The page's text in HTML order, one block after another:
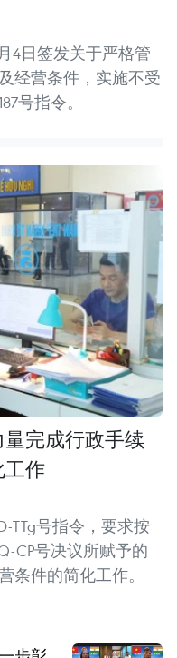
4日签发关于严格管
经营条件，实施不受
号指令。
完成行政手续
作
TTg号指令，要求按
CP号决议所赋予的
条件的简化工作。